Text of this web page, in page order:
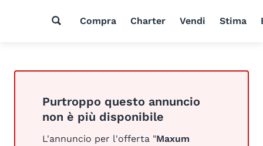
Compra Charter Vendi Stima
Purtroppo questo annuncio
non è più disponibile
L'annuncio per l'offerta "Maxum